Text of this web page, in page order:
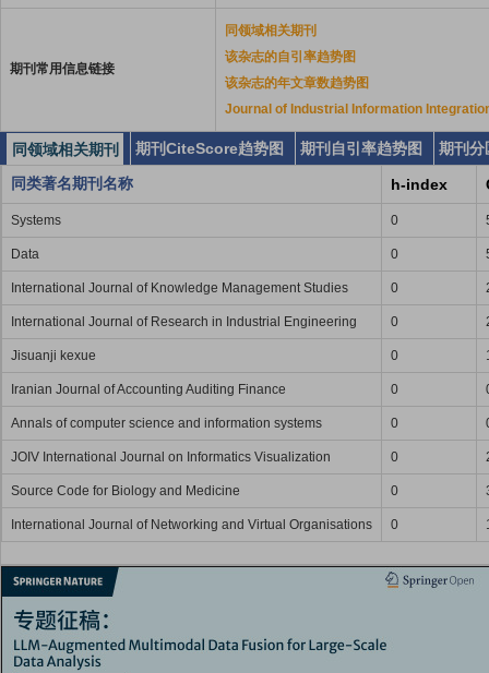
期刊常用信息链接
同领域相关期刊
该杂志的自引率趋势图
该杂志的年文章数趋势图
Journal of Industrial Information
同领域相关期刊 期刊CiteScore趋势图 期刊自引率趋势图
期刊分
同类著名期刊名称
h-index
Systems 0
Data 0
International Journal of Knowledge Management Studies 0
International Journal of Research in Industrial Engineering 0
Jisuanji kexue 0
Iranian Journal of Accounting Auditing Finance 0
Annals of computer science and information systems 0
JOIV International Journal on Informatics Visualization 0
Source Code for Biology and Medicine 0
International Journal of Networking and Virtual Organisations 0